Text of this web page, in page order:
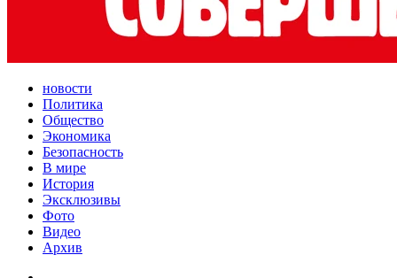
новости
Политика
Общество
Экономика
Безопасность
В мире
История
Эксклюзивы
Фото
Видео
Архив